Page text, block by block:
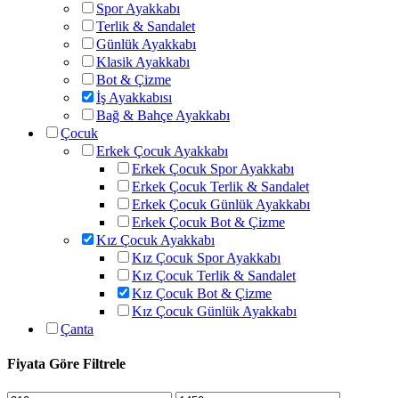
Spor Ayakkabı
Terlik & Sandalet
Günlük Ayakkabı
Klasik Ayakkabı
Bot & Çizme
İş Ayakkabısı
Bağ & Bahçe Ayakkabı
Çocuk
Erkek Çocuk Ayakkabı
Erkek Çocuk Spor Ayakkabı
Erkek Çocuk Terlik & Sandalet
Erkek Çocuk Günlük Ayakkabı
Erkek Çocuk Bot & Çizme
Kız Çocuk Ayakkabı
Kız Çocuk Spor Ayakkabı
Kız Çocuk Terlik & Sandalet
Kız Çocuk Bot & Çizme
Kız Çocuk Günlük Ayakkabı
Çanta
Fiyata Göre Filtrele